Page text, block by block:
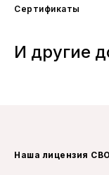
Сертификаты
И другие
Наша лицензия СВО